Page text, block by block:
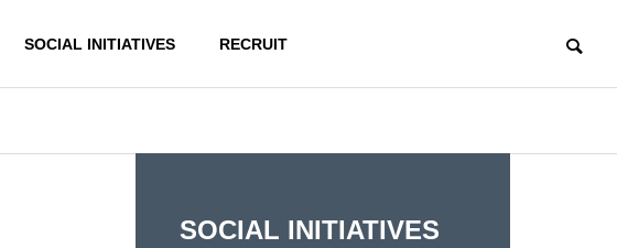
SOCIAL INITIATIVES RECRUIT
アクセス
SOCIAL INITIATIVES